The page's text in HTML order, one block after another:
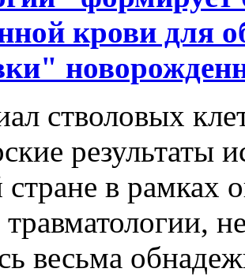
крови для
стволовых
результаты
в рамках
травматологии,
весьма